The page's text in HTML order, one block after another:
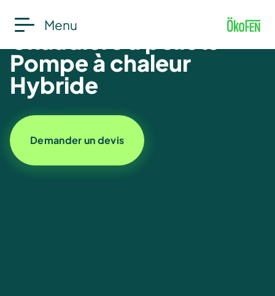
Menu
Chaudière à pellets
Pompe à chaleur
Hybride
Demander un devis